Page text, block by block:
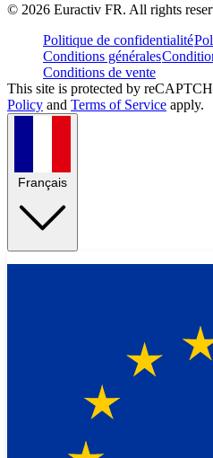
© 2026 Euractiv FR. All rights
Politique de confidentialité
Conditions générales
Conditions de vente
This site is protected by
Policy and Terms of Service apply.
Français